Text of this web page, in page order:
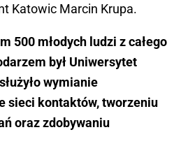
Katowic Marcin Krupa.
500 młodych ludzi z całego
był Uniwersytet
wymianie
sieci kontaktów, tworzeniu
oraz zdobywaniu